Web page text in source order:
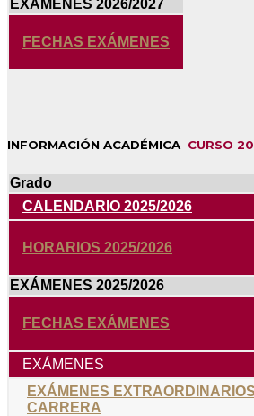
EXÁMENES 2026/2027
FECHAS EXÁMENES
INFORMACIÓN ACADÉMICA CURSO
Grado
CALENDARIO 2025/2026
HORARIOS 2025/2026
EXÁMENES 2025/2026
FECHAS EXÁMENES
EXÁMENES
EXÁMENES
CARRERA